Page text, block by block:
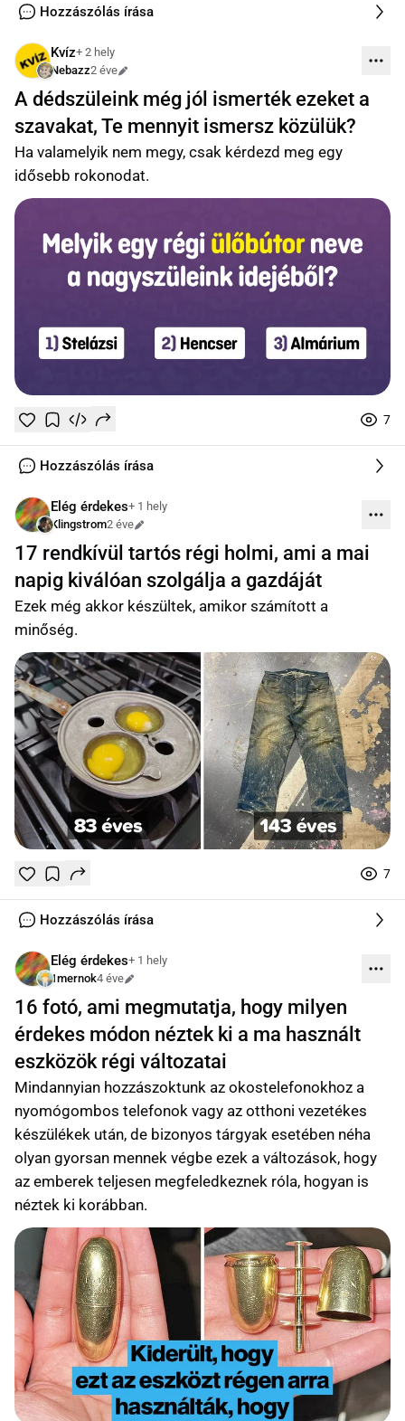
Hozzászólás írása
Kvíz+ 2 hely
Nebazz2 éve
Szerkesztve
A dédszüleink még jól ismerték ezeket a
szavakat, Te mennyit ismersz közülük?
Ha valamelyik nem megy, csak kérdezd meg egy
idősebb rokonodat.
TetszikMentés
0
7
0 online
Hozzászólás írása
Elég érdekes+ 1 hely
Klingstrom2 éve
Szerkesztve
17 rendkívül tartós régi holmi, ami a mai
napig kiválóan szolgálja a gazdáját
Ezek még akkor készültek, amikor számított a
minőség.
TetszikMentés
0
7
0 online
Hozzászólás írása
Elég érdekes+ 1 hely
1mernok4 éve
Szerkesztve
16 fotó, ami megmutatja, hogy milyen
érdekes módon néztek ki a ma használt
eszközök régi változatai
Mindannyian hozzászoktunk az okostelefonokhoz a
nyomógombos telefonok vagy az otthoni vezetékes
készülékek után, de bizonyos tárgyak esetében néha
olyan gyorsan mennek végbe ezek a változások, hogy
az emberek teljesen megfeledkeznek róla, hogyan is
néztek ki korábban.